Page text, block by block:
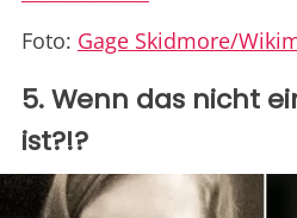
Foto: Gage Skidmore/
5. Wenn das nicht
ist?!?